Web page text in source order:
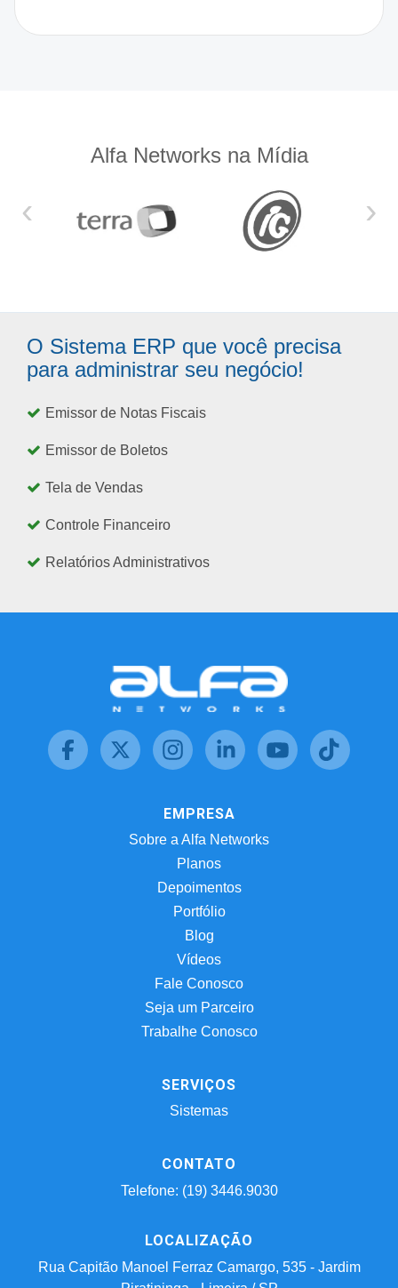
Alfa Networks na Mídia
‹ ›
O Sistema ERP que você precisa
para administrar seu negócio!
Emissor de Notas Fiscais
Emissor de Boletos
Tela de Vendas
Controle Financeiro
Relatórios Administrativos
EMPRESA
Sobre a Alfa Networks
Planos
Depoimentos
Portfólio
Blog
Vídeos
Fale Conosco
Seja um Parceiro
Trabalhe Conosco
SERVIÇOS
Sistemas
CONTATO
Telefone: (19) 3446.9030
LOCALIZAÇÃO
Rua Capitão Manoel Ferraz Camargo, 535 - Jardim